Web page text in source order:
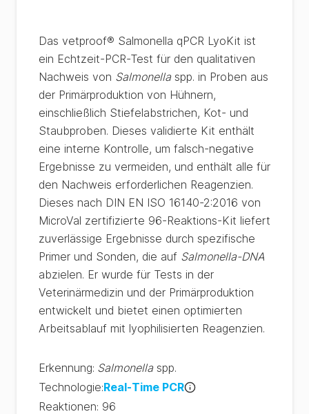
Das vetproof® Salmonella qPCR LyoKit ist
ein Echtzeit-PCR-Test für den qualitativen
Nachweis von Salmonella spp. in Proben aus
der Primärproduktion von Hühnern,
einschließlich Stiefelabstrichen, Kot- und
Staubproben. Dieses validierte Kit enthält
eine interne Kontrolle, um falsch-negative
Ergebnisse zu vermeiden, und enthält alle für
den Nachweis erforderlichen Reagenzien.
Dieses nach DIN EN ISO 16140-2:2016 von
MicroVal zertifizierte 96-Reaktions-Kit liefert
zuverlässige Ergebnisse durch spezifische
Primer und Sonden, die auf Salmonella-DNA
abzielen. Er wurde für Tests in der
Veterinärmedizin und der Primärproduktion
entwickelt und bietet einen optimierten
Arbeitsablauf mit lyophilisierten Reagenzien.
Erkennung: Salmonella spp.
Technologie:Real-Time PCR
Reaktionen: 96